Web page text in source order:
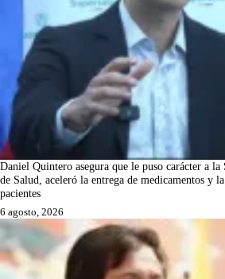
Daniel Quintero asegura que le puso carácter a la
de Salud, aceleró la entrega de medicamentos y
pacientes
6 agosto, 2026